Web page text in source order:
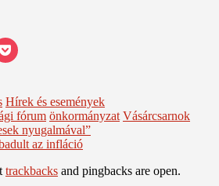
Click
to
(Opens
in
new
window)
Hírek és események
fórum önkormányzat Vásárcsarnok
nyugalmával”
az infláció
trackbacks and pingbacks are open.